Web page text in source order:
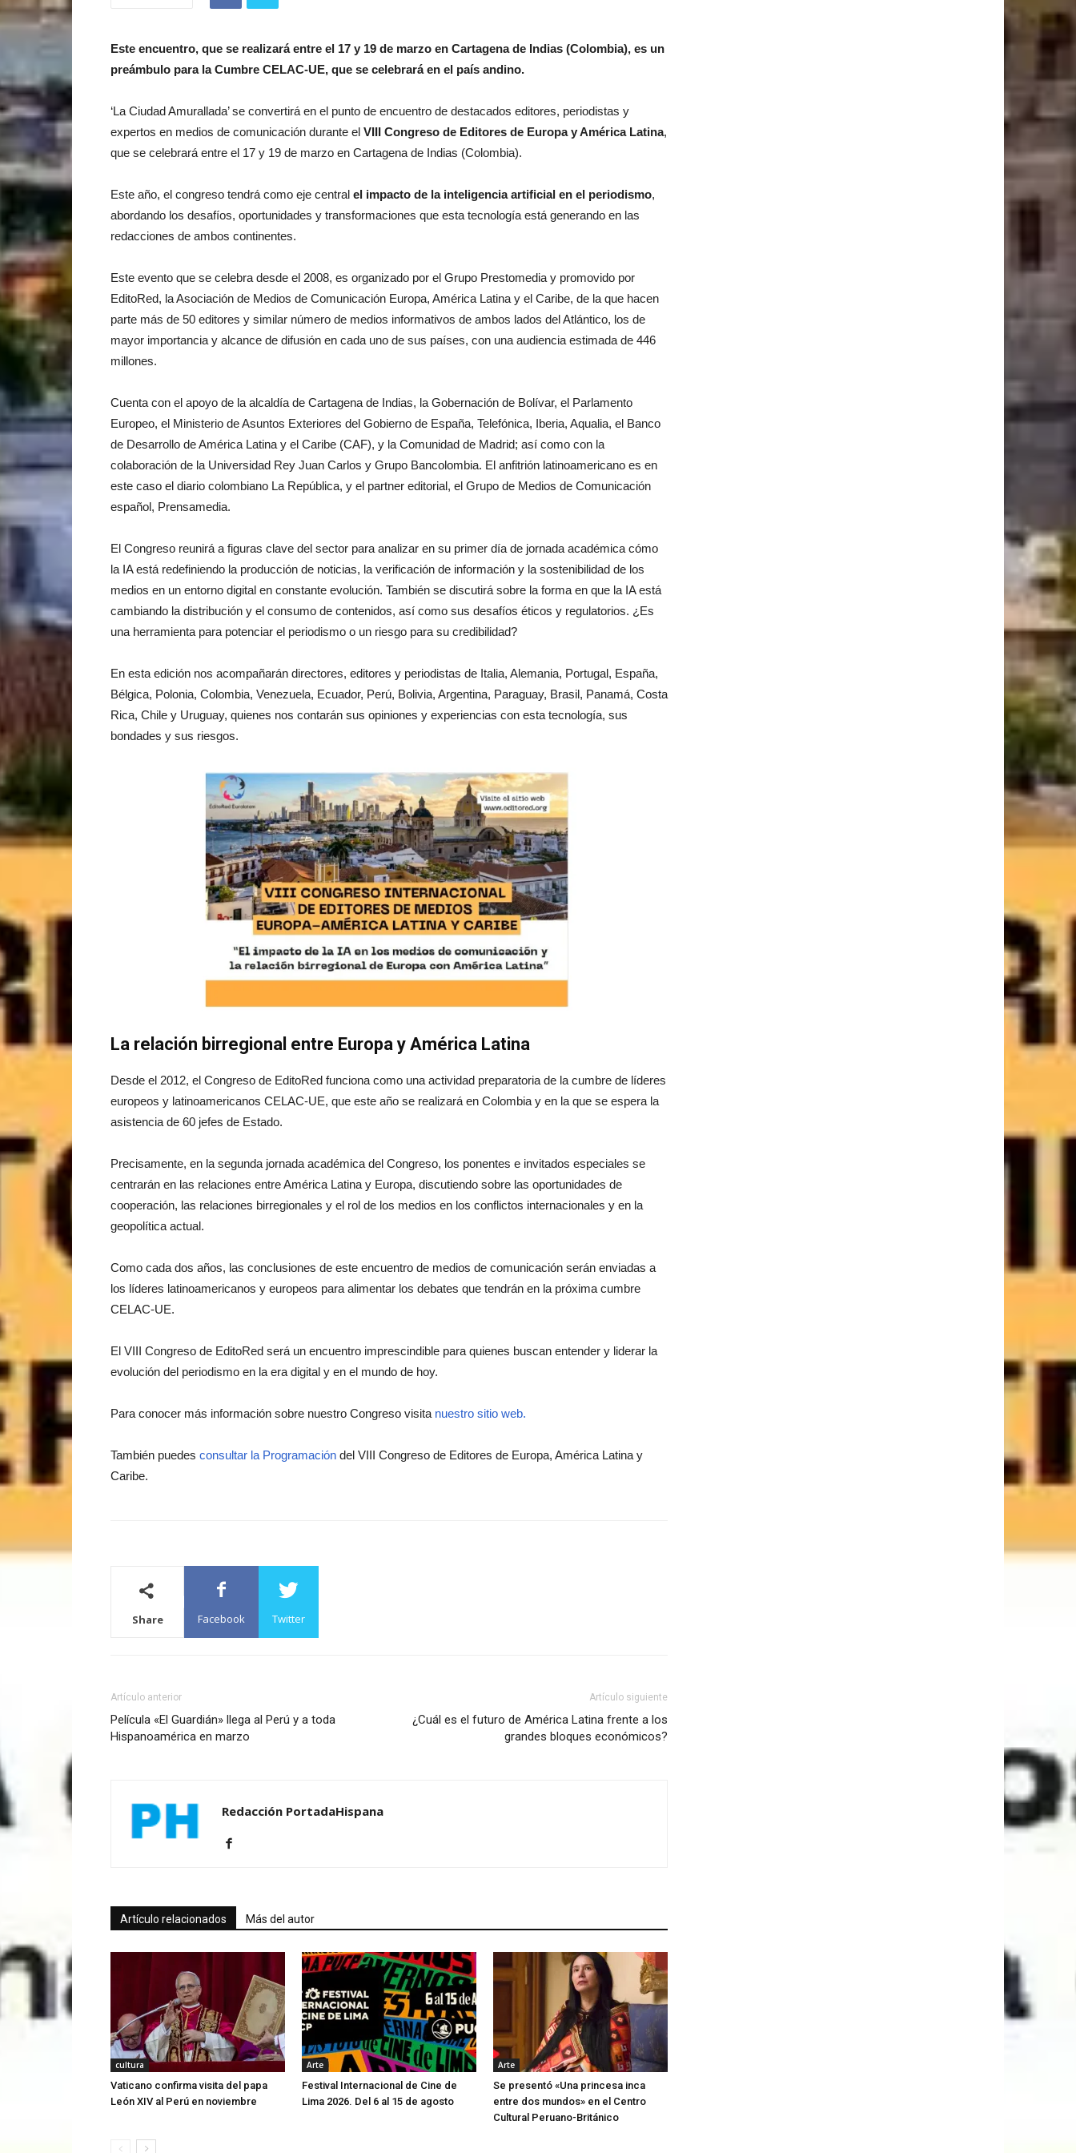
Este encuentro, que se realizará entre el 17 y 19 de marzo en Cartagena de Indias (Colombia), es un
preámbulo para la Cumbre CELAC-UE, que se celebrará en el país andino.
‘La Ciudad Amurallada’ se convertirá en el punto de encuentro de destacados editores, periodistas y
expertos en medios de comunicación durante el VIII Congreso de Editores de Europa y América Latina,
que se celebrará entre el 17 y 19 de marzo en Cartagena de Indias (Colombia).
Este año, el congreso tendrá como eje central el impacto de la inteligencia artificial en el periodismo,
abordando los desafíos, oportunidades y transformaciones que esta tecnología está generando en las
redacciones de ambos continentes.
Este evento que se celebra desde el 2008, es organizado por el Grupo Prestomedia y promovido por
EditoRed, la Asociación de Medios de Comunicación Europa, América Latina y el Caribe, de la que hacen
parte más de 50 editores y similar número de medios informativos de ambos lados del Atlántico, los de
mayor importancia y alcance de difusión en cada uno de sus países, con una audiencia estimada de 446
millones.
Cuenta con el apoyo de la alcaldía de Cartagena de Indias, la Gobernación de Bolívar, el Parlamento
Europeo, el Ministerio de Asuntos Exteriores del Gobierno de España, Telefónica, Iberia, Aqualia, el Banco
de Desarrollo de América Latina y el Caribe (CAF), y la Comunidad de Madrid; así como con la
colaboración de la Universidad Rey Juan Carlos y Grupo Bancolombia. El anfitrión latinoamericano es en
este caso el diario colombiano La República, y el partner editorial, el Grupo de Medios de Comunicación
español, Prensamedia.
El Congreso reunirá a figuras clave del sector para analizar en su primer día de jornada académica cómo
la IA está redefiniendo la producción de noticias, la verificación de información y la sostenibilidad de los
medios en un entorno digital en constante evolución. También se discutirá sobre la forma en que la IA está
cambiando la distribución y el consumo de contenidos, así como sus desafíos éticos y regulatorios. ¿Es
una herramienta para potenciar el periodismo o un riesgo para su credibilidad?
En esta edición nos acompañarán directores, editores y periodistas de Italia, Alemania, Portugal, España,
Bélgica, Polonia, Colombia, Venezuela, Ecuador, Perú, Bolivia, Argentina, Paraguay, Brasil, Panamá, Costa
Rica, Chile y Uruguay, quienes nos contarán sus opiniones y experiencias con esta tecnología, sus
bondades y sus riesgos.
La relación birregional entre Europa y América Latina
Desde el 2012, el Congreso de EditoRed funciona como una actividad preparatoria de la cumbre de líderes
europeos y latinoamericanos CELAC-UE, que este año se realizará en Colombia y en la que se espera la
asistencia de 60 jefes de Estado.
Precisamente, en la segunda jornada académica del Congreso, los ponentes e invitados especiales se
centrarán en las relaciones entre América Latina y Europa, discutiendo sobre las oportunidades de
cooperación, las relaciones birregionales y el rol de los medios en los conflictos internacionales y en la
geopolítica actual.
Como cada dos años, las conclusiones de este encuentro de medios de comunicación serán enviadas a
los líderes latinoamericanos y europeos para alimentar los debates que tendrán en la próxima cumbre
CELAC-UE.
El VIII Congreso de EditoRed será un encuentro imprescindible para quienes buscan entender y liderar la
evolución del periodismo en la era digital y en el mundo de hoy.
Para conocer más información sobre nuestro Congreso visita nuestro sitio web.
También puedes consultar la Programación del VIII Congreso de Editores de Europa, América Latina y
Caribe.
Share Facebook Twitter
Artículo anterior
Película «El Guardián» llega al Perú y a toda
Hispanoamérica en marzo
Artículo siguiente
¿Cuál es el futuro de América Latina frente a los
grandes bloques económicos?
Redacción PortadaHispana
Artículo relacionados Más del autor
cultura
Vaticano confirma visita del papa
León XIV al Perú en noviembre
Arte
Festival Internacional de Cine de
Lima 2026. Del 6 al 15 de agosto
Arte
Se presentó «Una princesa inca
entre dos mundos» en el Centro
Cultural Peruano-Británico